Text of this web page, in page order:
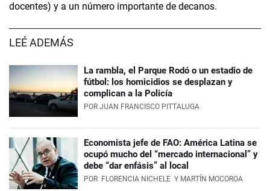
docentes) y a un número importante de decanos.
LEÉ ADEMÁS
La rambla, el Parque Rodó o un estadio de
fútbol: los homicidios se desplazan y
complican a la Policía
POR JUAN FRANCISCO PITTALUGA
Economista jefe de FAO: América Latina se
ocupó mucho del “mercado internacional” y
debe “dar enfásis” al local
POR FLORENCIA NICHELE Y MARTÍN MOCOROA